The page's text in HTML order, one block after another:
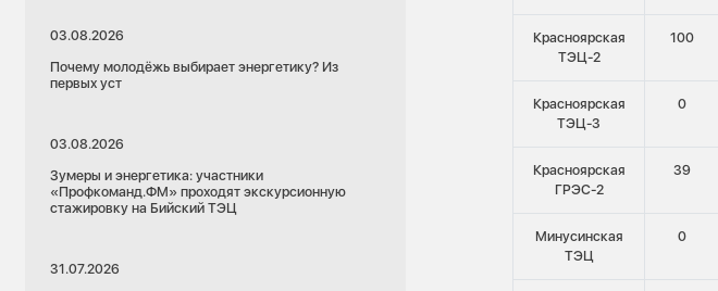
03.08.2026
Почему молодёжь выбирает энергетику? Из
первых уст
03.08.2026
Зумеры и энергетика: участники
«Профкоманд.ФМ» проходят экскурсионную
стажировку на Бийский ТЭЦ
31.07.2026
Красноярская
ТЭЦ-2
100
Красноярская
ТЭЦ-3
0
Красноярская
ГРЭС-2
39
Минусинская
ТЭЦ
0